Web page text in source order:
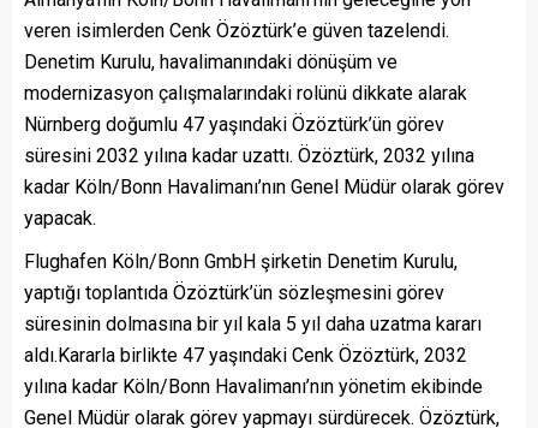
veren isimlerden Cenk Özöztürk’e güven tazelendi.
Denetim Kurulu, havalimanındaki dönüşüm ve
modernizasyon çalışmalarındaki rolünü dikkate alarak
Nürnberg doğumlu 47 yaşındaki Özöztürk’ün görev
süresini 2032 yılına kadar uzattı. Özöztürk, 2032 yılına
kadar Köln/Bonn Havalimanı’nın Genel Müdür olarak görev
yapacak.
Flughafen Köln/Bonn GmbH şirketin Denetim Kurulu,
yaptığı toplantıda Özöztürk’ün sözleşmesini görev
süresinin dolmasına bir yıl kala 5 yıl daha uzatma kararı
aldı.Kararla birlikte 47 yaşındaki Cenk Özöztürk, 2032
yılına kadar Köln/Bonn Havalimanı’nın yönetim ekibinde
Genel Müdür olarak görev yapmayı sürdürecek. Özöztürk,